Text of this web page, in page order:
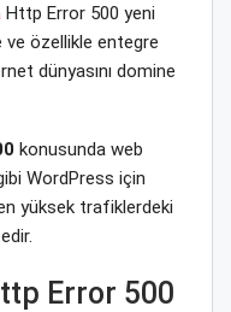
Http Error 500 yeni
ve özellikle entegre
dünyasını domine
konusunda web
WordPress için
yüksek trafiklerdeki
Error 500